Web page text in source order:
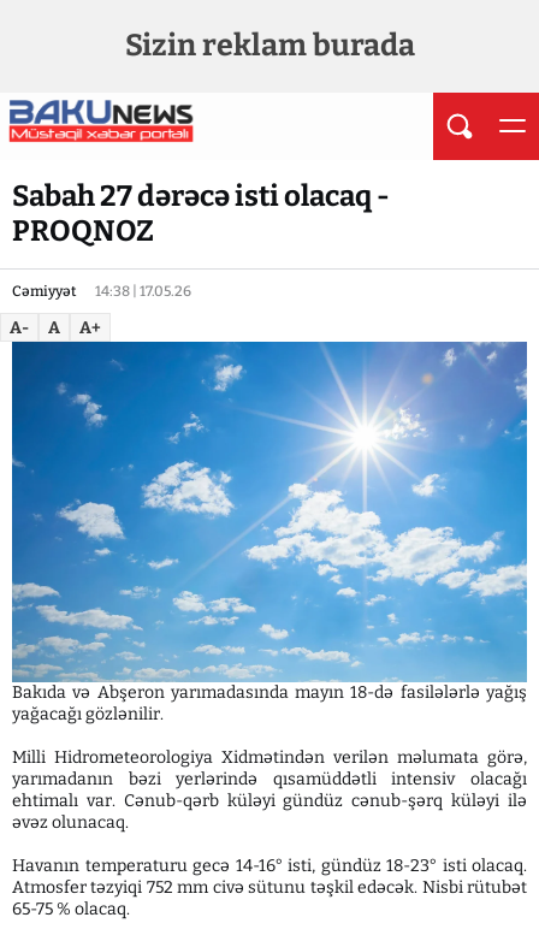
Sizin reklam burada
Sabah 27 dərəcə isti olacaq -
PROQNOZ
Cəmiyyət 14:38 | 17.05.26
A- A A+
Bakıda və Abşeron yarımadasında mayın 18-də fasilələrlə yağış
yağacağı gözlənilir.
Milli Hidrometeorologiya Xidmətindən verilən məlumata görə,
yarımadanın bəzi yerlərində qısamüddətli intensiv olacağı
ehtimalı var. Cənub-qərb küləyi gündüz cənub-şərq küləyi ilə
əvəz olunacaq.
Havanın temperaturu gecə 14-16° isti, gündüz 18-23° isti olacaq.
Atmosfer təzyiqi 752 mm civə sütunu təşkil edəcək. Nisbi rütubət
65-75 % olacaq.